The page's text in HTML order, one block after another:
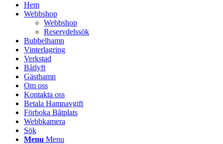
Hem
Webbshop
Webbshop
Reservdelssök
Bubbelhamn
Vinterlagring
Verkstad
Båtlyft
Gästhamn
Om oss
Kontakta oss
Betala Hamnavgift
Förboka Båtplats
Webbkamera
Sök
Menu Menu